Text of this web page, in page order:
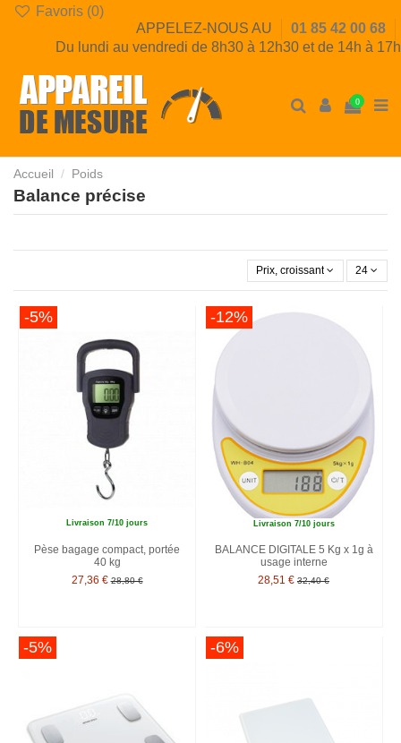
Favoris (0)
APPELEZ-NOUS AU
01 85 42 00 68
Du lundi au vendredi de 8h30 à 12h30 et de 14h à 17h
0
Accueil Poids
Balance précise
Prix, croissant 24
-5%
Livraison 7/10 jours
Pèse bagage compact, portée
40 kg
27,36 € 28,80 €
-12%
Livraison 7/10 jours
BALANCE DIGITALE 5 Kg x 1g à
usage interne
28,51 € 32,40 €
-5% -6%